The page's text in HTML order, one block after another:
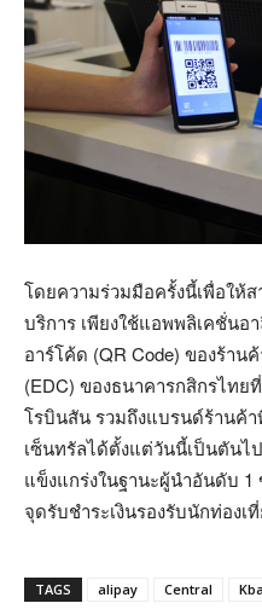
โดยความร่วมมือครั้งนี้เพื่อให้
บริการ เพียงใช้แอพพลิเคชั่น
อาร์โค้ด (QR Code) ของร้าน
(EDC) ของธนาคารกสิกรไทย
โรบินสัน รวมถึงแบรนด์ร้านค้
เซ็นทรัลได้ตั้งแต่วันนี้เป็นตันไ
แข็งแกร่งในฐานะผู้นำอันดับ 1
จุดรับชำระเงินรองรับนักท่อง
TAGS alipay Central